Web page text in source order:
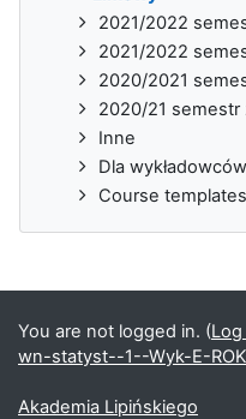
2021/2022
2021/2022
2020/2021
2020/21 semestr
Inne
Dla wykładowców
Course templates
You are not logged in. (Log
wn-statyst--1--Wyk-E-
Akademia Lipińskiego